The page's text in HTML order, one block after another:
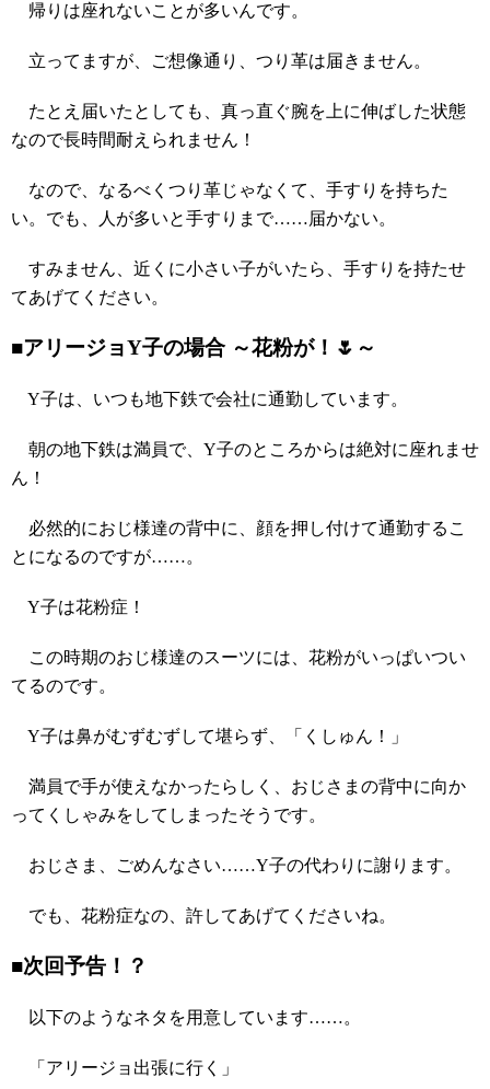
帰りは座れないことが多いんです。
立ってますが、ご想像通り、つり革は届きません。
たとえ届いたとしても、真っ直ぐ腕を上に伸ばした状態
なので長時間耐えられません！
なので、なるべくつり革じゃなくて、手すりを持ちた
い。でも、人が多いと手すりまで……届かない。
すみません、近くに小さい子がいたら、手すりを持たせ
てあげてください。
■アリージョY子の場合 ～花粉が！🌷～
Y子は、いつも地下鉄で会社に通勤しています。
朝の地下鉄は満員で、Y子のところからは絶対に座れませ
ん！
必然的におじ様達の背中に、顔を押し付けて通勤するこ
とになるのですが……。
Y子は花粉症！
この時期のおじ様達のスーツには、花粉がいっぱいつい
てるのです。
Y子は鼻がむずむずして堪らず、「くしゅん！」
満員で手が使えなかったらしく、おじさまの背中に向か
ってくしゃみをしてしまったそうです。
おじさま、ごめんなさい……Y子の代わりに謝ります。
でも、花粉症なの、許してあげてくださいね。
■次回予告！？
以下のようなネタを用意しています……。
「アリージョ出張に行く」